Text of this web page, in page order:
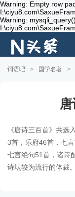
Warning: Empty row
Warning:
词语吧 > 国学名著 >
《唐诗三百首》共选
3首，乐府46首，七
七言绝句51首，诸诗
诗坛较为流行的体裁